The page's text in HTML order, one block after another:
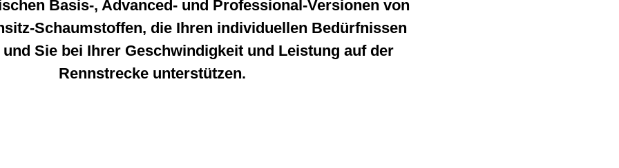
Basis-, Advanced- und Professional-Versionen von
Schaumstoffen, die Ihren individuellen Bedürfnissen
Sie bei Ihrer Geschwindigkeit und Leistung auf der
Rennstrecke unterstützen.